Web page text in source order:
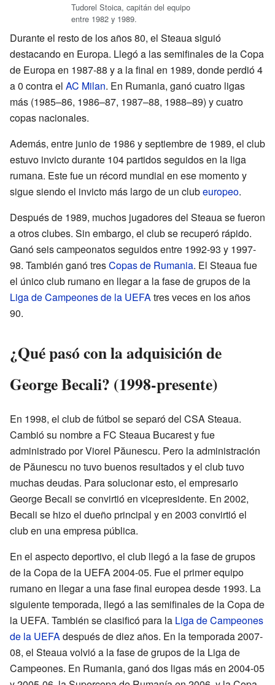
Tudorel Stoica, capitán del equipo
entre 1982 y 1989.
Durante el resto de los años 80, el Steaua siguió
destacando en Europa. Llegó a las semifinales de la Copa
de Europa en 1987-88 y a la final en 1989, donde perdió 4
a 0 contra el AC Milan. En Rumania, ganó cuatro ligas
más (1985–86, 1986–87, 1987–88, 1988–89) y cuatro
copas nacionales.
Además, entre junio de 1986 y septiembre de 1989, el club
estuvo invicto durante 104 partidos seguidos en la liga
rumana. Este fue un récord mundial en ese momento y
sigue siendo el invicto más largo de un clubeuropeo.
Después de 1989, muchos jugadores del Steaua se fueron
a otros clubes. Sin embargo, el club se recuperó rápido.
Ganó seis campeonatos seguidos entre 1992-93 y 1997-
98. También ganó tresCopas de Rumania. El Steaua fue
el único club rumano en llegar a la fase de grupos de la
Liga de Campeones de la UEFAtres veces en los años
90.
¿Qué pasó con la adquisición de
George Becali? (1998-presente)
En 1998, el club de fútbol se separó del CSA Steaua.
Cambió su nombre a FC Steaua Bucarest y fue
administrado por Viorel Păunescu. Pero la administración
de Păunescu no tuvo buenos resultados y el club tuvo
muchas deudas. Para solucionar esto, el empresario
George Becali se convirtió en vicepresidente. En 2002,
Becali se hizo el dueño principal y en 2003 convirtió el
club en una empresa pública.
En el aspecto deportivo, el club llegó a la fase de grupos
de la Copa de la UEFA 2004-05. Fue el primer equipo
rumano en llegar a una fase final europea desde 1993. La
siguiente temporada, llegó a las semifinales de la Copa de
la UEFA. También se clasificó para la Liga de Campeones
de la UEFAdespués de diez años. En la temporada 2007-
08, el Steaua volvió a la fase de grupos de la Liga de
Campeones. En Rumania, ganó dos ligas más en 2004-05